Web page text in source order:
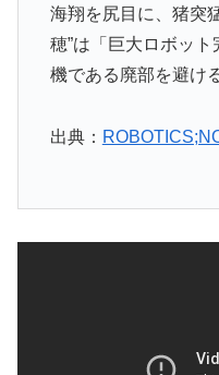
海翔を尻目に、猪突
穂”は「巨大ロボッ
機である廃部を避け
出典：